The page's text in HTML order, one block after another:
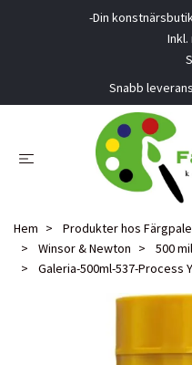
-Din
Inkl.
Snabb
Hem Produkter hos
Winsor & Newton
500
Galeria-500ml-537-Process